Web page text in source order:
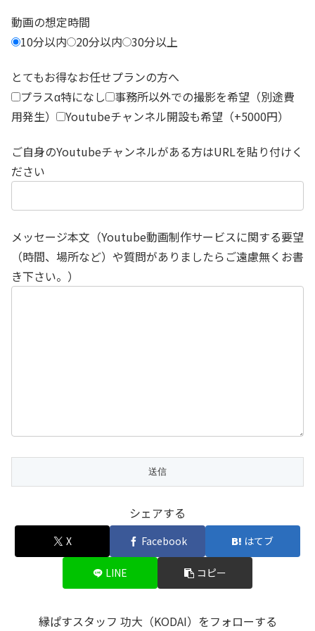
動画の想定時間
10分以内
20分以内 30分以上
とてもお得なお任せプランの方へ
プラスα特になし
事務所以外での撮影を希望（別途費
用発生）
Youtubeチャンネル開設も希望（+5000円）
ご自身のYoutubeチャンネルがある方はURLを貼り付けく
ださい
メッセージ本文（Youtube動画制作サービスに関する要望
（時間、場所など）や質問がありましたらご遠慮無くお書
き下さい。）
シェアする
X Facebook はてブ
LINE コピー
縁ぱすスタッフ 功大（KODAI）をフォローする